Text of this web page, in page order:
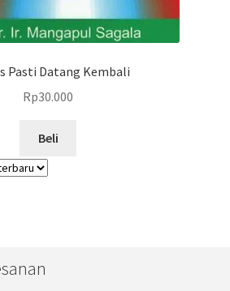
Pasti Datang Kembali
Rp30.000
Beli